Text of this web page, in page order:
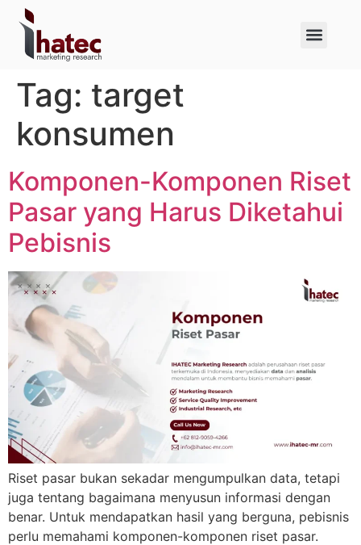
Tag: target
konsumen
Komponen-Komponen Riset
Pasar yang Harus Diketahui
Pebisnis
Riset pasar bukan sekadar mengumpulkan data, tetapi
juga tentang bagaimana menyusun informasi dengan
benar. Untuk mendapatkan hasil yang berguna, pebisnis
perlu memahami komponen-komponen riset pasar.